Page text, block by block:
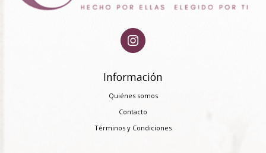
Información
Quiénes somos
Contacto
Términos y Condiciones